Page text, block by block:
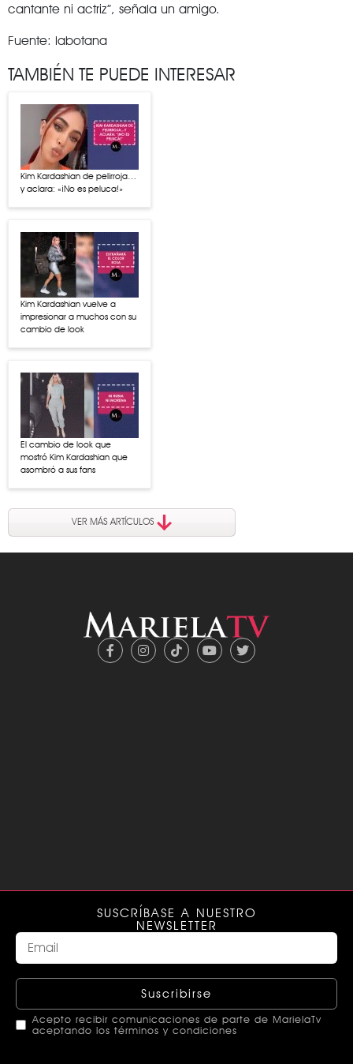
cantante ni actriz”, señala un amigo.
Fuente: labotana
TAMBIÉN TE PUEDE INTERESAR
Kim Kardashian de pelirroja…
y aclara: «¡No es peluca!»
Kim Kardashian vuelve a
impresionar a muchos con su
cambio de look
El cambio de look que
mostró Kim Kardashian que
asombró a sus fans
VER MÁS ARTÍCULOS
SUSCRÍBASE A NUESTRO
NEWSLETTER
Suscribirse
Acepto recibir comunicaciones de parte de MarielaTv
aceptando los términos y condiciones